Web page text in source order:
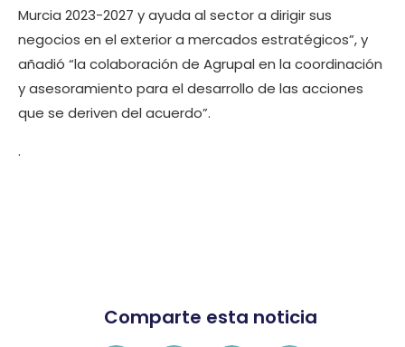
Murcia 2023-2027 y ayuda al sector a dirigir sus
negocios en el exterior a mercados estratégicos”, y
añadió “la colaboración de Agrupal en la coordinación
y asesoramiento para el desarrollo de las acciones
que se deriven del acuerdo”.
.
Comparte esta noticia